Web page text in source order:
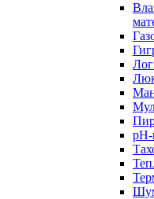
pH-